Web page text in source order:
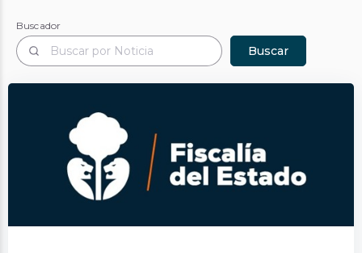
Buscador
Buscador
Buscar